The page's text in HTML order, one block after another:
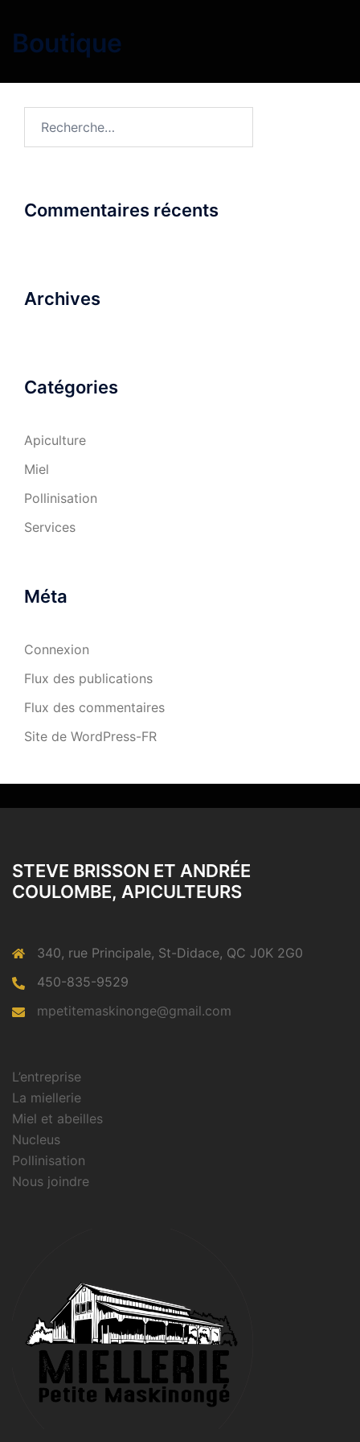
Boutique
Commentaires récents
Archives
Catégories
Apiculture
Miel
Pollinisation
Services
Méta
Connexion
Flux des publications
Flux des commentaires
Site de WordPress-FR
STEVE BRISSON ET ANDRÉE
COULOMBE, APICULTEURS
340, rue Principale, St-Didace, QC J0K 2G0
450-835-9529
mpetitemaskinonge@gmail.com
L’entreprise
La miellerie
Miel et abeilles
Nucleus
Pollinisation
Nous joindre